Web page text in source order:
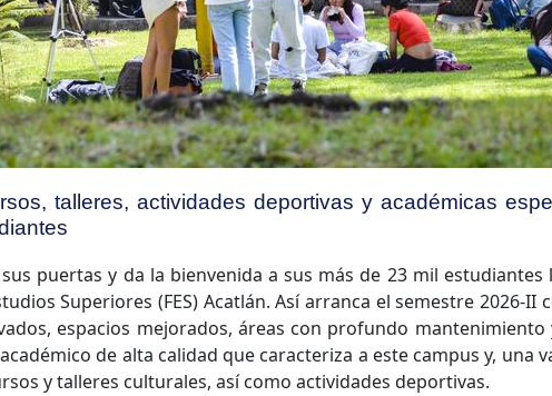
talleres, actividades deportivas y académicas
puertas y da la bienvenida a sus más de 23 mil estudiantes
Superiores (FES) Acatlán. Así arranca el semestre 2026-II
espacios mejorados, áreas con profundo mantenimiento
de alta calidad que caracteriza a este campus y, una
y talleres culturales, así como actividades deportivas.